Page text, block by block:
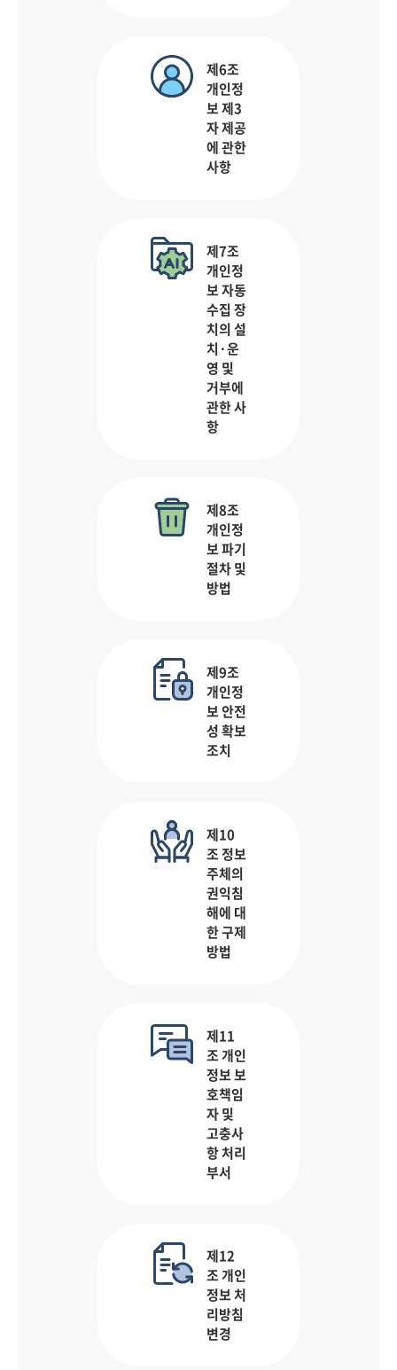
제6조
개인정
보 제3
자 제공
에 관한
사항
제7조
개인정
보 자동
수집 장
치의 설
치·운
영 및
거부에
관한 사
항
제8조
개인정
보 파기
절차 및
방법
제9조
개인정
보 안전
성 확보
조치
제10
조 정보
주체의
권익침
해에 대
한 구제
방법
제11
조 개인
정보 보
호책임
자 및
고충사
항 처리
부서
제12
조 개인
정보 처
리방침
변경